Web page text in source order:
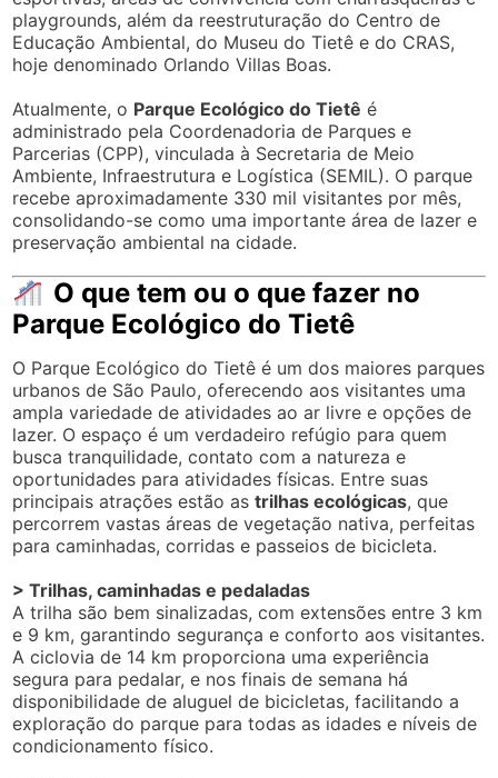
playgrounds, além da reestruturação do Centro de
Educação Ambiental, do Museu do Tietê e do CRAS,
hoje denominado Orlando Villas Boas.
Atualmente, o Parque Ecológico do Tietê é
administrado pela Coordenadoria de Parques e
Parcerias (CPP), vinculada à Secretaria de Meio
Ambiente, Infraestrutura e Logística (SEMIL). O parque
recebe aproximadamente 330 mil visitantes por mês,
consolidando-se como uma importante área de lazer e
preservação ambiental na cidade.
O que tem ou o que fazer no
Parque Ecológico do Tietê
O Parque Ecológico do Tietê é um dos maiores parques
urbanos de São Paulo, oferecendo aos visitantes uma
ampla variedade de atividades ao ar livre e opções de
lazer. O espaço é um verdadeiro refúgio para quem
busca tranquilidade, contato com a natureza e
oportunidades para atividades físicas. Entre suas
principais atrações estão astrilhas ecológicas, que
percorrem vastas áreas de vegetação nativa, perfeitas
para caminhadas, corridas e passeios de bicicleta.
> Trilhas, caminhadas e pedaladas
A trilha são bem sinalizadas, com extensões entre 3 km
e 9 km, garantindo segurança e conforto aos visitantes.
A ciclovia de 14 km proporciona uma experiência
segura para pedalar, e nos finais de semana há
disponibilidade de aluguel de bicicletas, facilitando a
exploração do parque para todas as idades e níveis de
condicionamento físico.